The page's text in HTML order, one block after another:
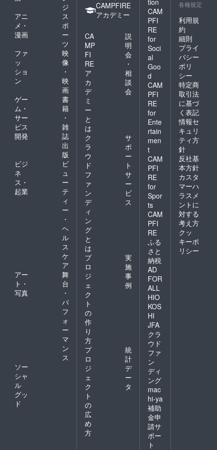
ジ
アニ
メ・
漫画
ス
ポ
ー
ツ
ファ
ッ
ショ
ン
映
像
・
映
画
ゲー
ム・
サー
ビス
開発
書
籍
・
雑
誌
出
版
ビジ
ネ
ス・
起業
ビ
ュ
ー
テ
ィ
ー
・
ヘ
ル
ス
ケ
ア
アー
ト・
写真
舞
台
・
パ
フ
ォ
ー
マ
ン
ス
ソー
シャ
ル
グッ
ド
CAMPFIRE
アカデミー
CA
MP
FI
RE
ア
カ
デ
ミ
ー
と
は
説
明
会
・
相
談
会
ク
ラ
ウ
ド
フ
ァ
ン
デ
ィ
ン
グ
と
は
サ
ポ
ー
ト
サ
ー
ビ
ス
プ
ロ
ジ
ェ
ク
ト
の
作
り
方
実
施
事
例
プ
ロ
ジ
ェ
ク
ト
の
広
め
方
統
計
デ
ー
タ
CAM
PFI
RE
for
Soci
al
Goo
d
CAM
PFI
RE
for
Ente
rtain
men
t
CAM
PFI
RE
for
Spor
ts
CAM
PFI
RE
ふる
さと
納税
AD
FOR
ALL
HIO
KOS
HI
JFA
クラ
ウド
ファ
ン
ディ
ング
mac
hi-ya
補助
金申
請サ
ポー
ト
各種規定
利用規
約
細則
プライ
バシー
ポリ
シー
特定商
取引法
に基づ
く表記
情報セ
キュリ
ティ方
針
反社基
本方針
カスタ
マーハ
ラスメ
ントに
対する
考え方
クッ
キーポ
リシー